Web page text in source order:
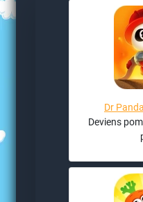
Dr
Deviens